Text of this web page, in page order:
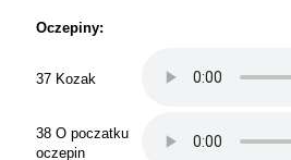
Oczepiny:
37 Kozak
38 O poczatku
oczepin